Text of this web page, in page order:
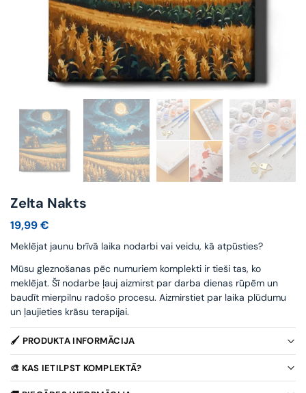
Zelta Nakts
19,99€
Meklējat jaunu brīvā laika nodarbi vai veidu, kā atpūsties?
Mūsu gleznošanas pēc numuriem komplekti ir tieši tas, ko
meklējat. Šī nodarbe ļauj aizmirst par darba dienas rūpēm un
baudīt mierpilnu radošo procesu. Aizmirstiet par laika plūdumu
un ļaujieties krāsu terapijai.
🖌️ PRODUKTA INFORMĀCIJA
🎨 KAS IETILPST KOMPLEKTĀ?